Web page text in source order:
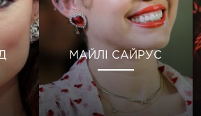
МАЙЛІ САЙРУС